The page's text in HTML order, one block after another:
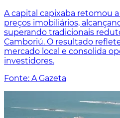
A capital capixaba retomou
preços imobiliários,
superando tradicionais
Camboriú. O resultado
mercado local e consolida
investidores.
Fonte: A Gazeta